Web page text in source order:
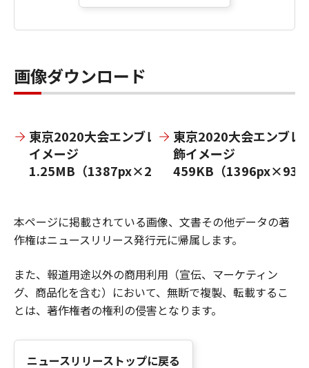
画像ダウンロード
東京2020大会エンブレム装飾
イメージ
1.25MB（1387px×2067px）
東京2020大会エンブレ
飾イメージ
459KB（
本ページに掲載されている画像、文書その他データの著
作権はニュースリリース発行元に帰属します。
また、報道用途以外の商用利用（宣伝、マーケティン
グ、商品化を含む）において、無断で複製、転載するこ
とは、著作権者の権利の侵害となります。
ニュースリリーストップに戻る